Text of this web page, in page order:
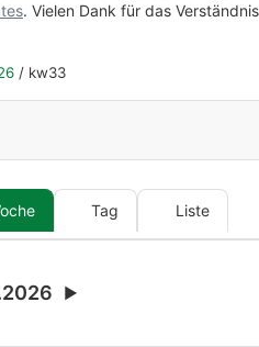
. Vielen Dank für das
/ kw33
Tag Liste
▶